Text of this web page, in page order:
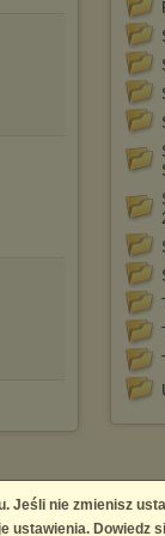
nie zmienisz
ustawienia. Dowiedz